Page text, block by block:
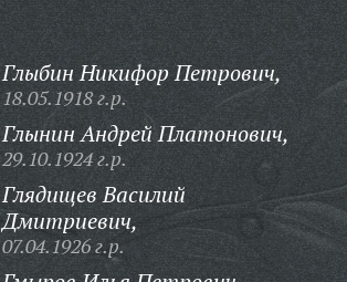
Глыбин Никифор Петрович,
18.05.1918 г.р.
Глынин Андрей Платонович,
29.10.1924 г.р.
Глядищев Василий
Дмитриевич,
07.04.1926 г.р.